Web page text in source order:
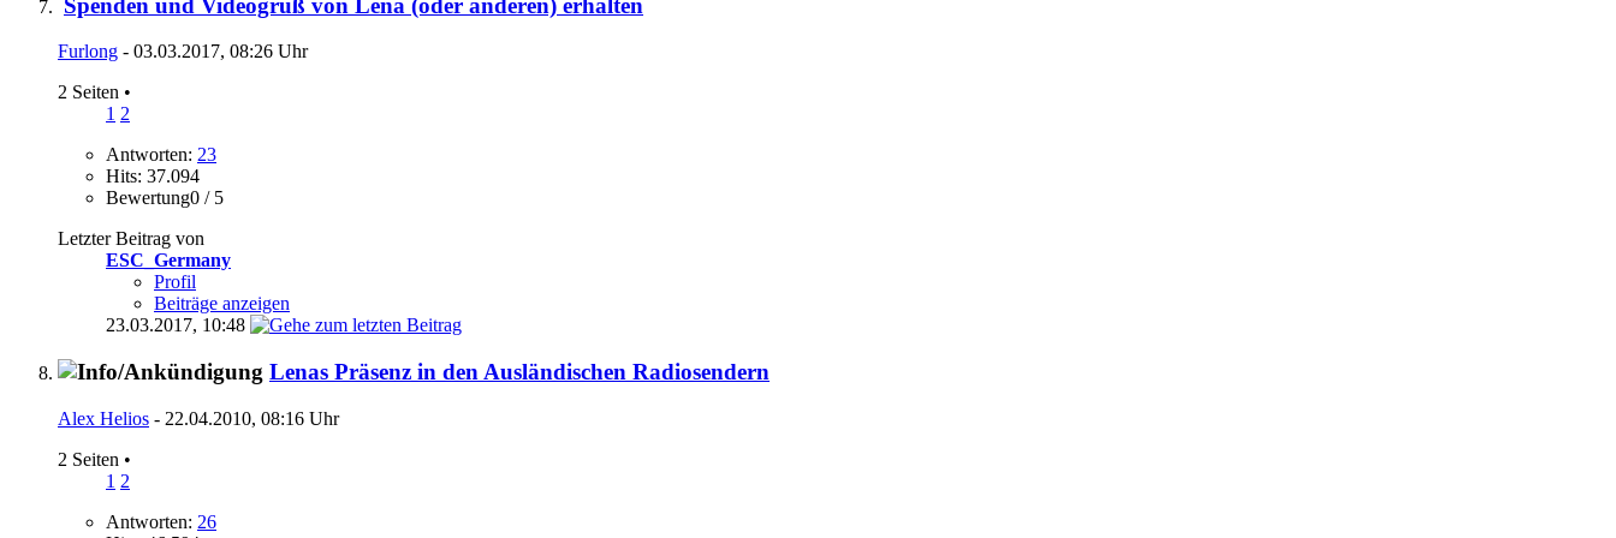
Furlong - 03.03.2017, 08:26 Uhr
2 Seiten •
1 2
Antworten: 23
Hits: 37.094
Bewertung0 / 5
Letzter Beitrag von
ESC_Germany
Profil
Beiträge anzeigen
23.03.2017, 10:48
Lenas Präsenz in den Ausländischen Radiosendern
Alex Helios - 22.04.2010, 08:16 Uhr
2 Seiten •
1 2
Antworten: 26